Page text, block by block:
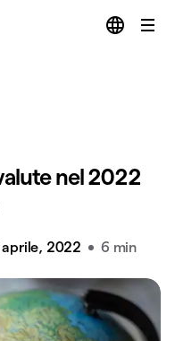
nel 2022
aprile, 2022 6 min